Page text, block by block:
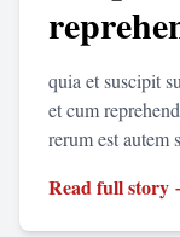
quia et suscipit
et cum
rerum est autem
Read full